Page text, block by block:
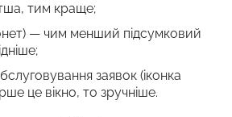
тим краще;
— чим менший підсумковий
заявок (іконка
це вікно, то зручніше.